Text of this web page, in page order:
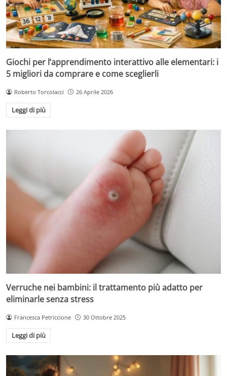
Giochi per l’apprendimento interattivo alle elementari: i
5 migliori da comprare e come sceglierli
Roberto Torcolacci 26 Aprile 2026
Leggi di più
Verruche nei bambini: il trattamento più adatto per
eliminarle senza stress
Francesca Petriccione 30 Ottobre 2025
Leggi di più